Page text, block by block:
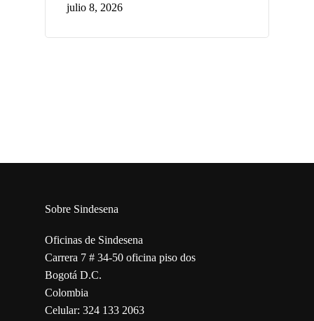
julio 8, 2026
Sobre Sindesena
Oficinas de Sindesena
Carrera 7 # 34-50 oficina piso dos
Bogotá D.C.
Colombia
Celular: 324 133 2063